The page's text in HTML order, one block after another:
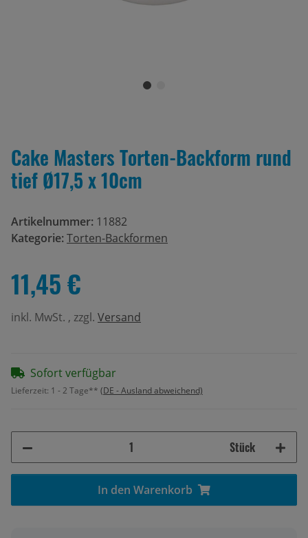
Cake Masters Torten-Backform rund
tief Ø17,5 x 10cm
Artikelnummer: 11882
Kategorie:Torten-Backformen
11,45 €
inkl. MwSt. , zzgl. Versand
Sofort verfügbar
Lieferzeit: 1 - 2 Tage** (DE - Ausland abweichend)
Stück
In den Warenkorb